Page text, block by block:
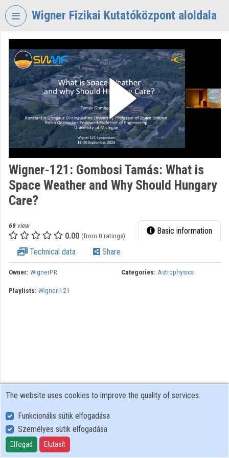
Skip header
Wigner Fizikai Kutatóközpont aloldala
WIGNER
FIZIKAI
KUTATÓKÖZPONT
Organization home
Log In
Categories
Organization playlists
Organizations
Contributors
Wigner-121: Gombosi Tamás: What is
Space Weather and Why Should Hungary
Care?
69 view
0.00 (from 0 ratings) Basic information
Technical data Share
Owner: WignerPR Categories: Astrophysics
Playlists: Wigner-121
User Policy
Adatkezelési tájékoztató (en)
Cookie Policy
The website uses cookies to improve the quality of services.
Funkcionális sütik elfogadása
Személyes sütik elfogadása
Elfogad Elutasít